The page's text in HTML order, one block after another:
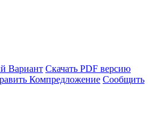
Вариант Скачать PDF версию
Компредложение Сообщить